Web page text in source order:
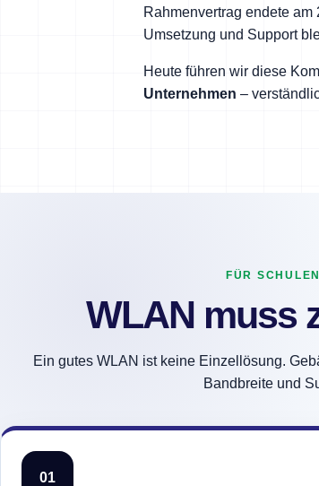
Rahmenvertrag endete
Umsetzung und Support
Heute führen wir diese
Unternehmen –
FÜR
WLAN muss
Ein gutes WLAN ist keine Einzellösung.
Bandbreite und
01